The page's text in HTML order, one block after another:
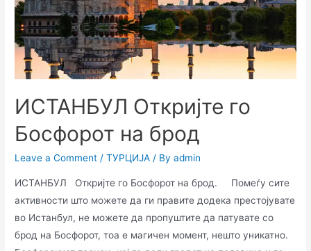
ИСТАНБУЛ Откријте го
Босфорот на брод
Leave a Comment /ТУРЦИЈА / Byadmin
ИСТАНБУЛ Откријте го Босфорот на брод. Помеѓу сите
активности што можете да ги правите додека престојувате
во Истанбул, не можете да пропуштите да патувате со
брод на Босфорот, тоа е магичен момент, нешто уникатно.